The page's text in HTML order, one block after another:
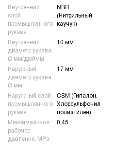
Внутренний
слой
промышленного
рукава
NBR
(Нитрильный
каучук)
Внутренний
диаметр рукава,
Ø мм/дюймы
10 мм
Наружный
диаметр рукава,
Ø мм.
17 мм
Наружный слой
промышленного
рукава
CSM (Гипалон,
Хлорсульфонил
полиэтилен)
Максимальное
рабочее
давление, MPa
0,45